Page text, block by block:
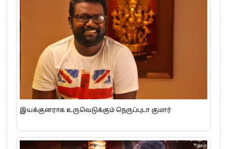
இயக்குனராக உருவெடுக்கும் நெருப்புடா குமார்